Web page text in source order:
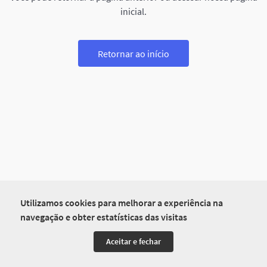
Utilizamos cookies para melhorar a experiência na
navegação e obter estatísticas das visitas
Aceitar e fechar
inicial.
Retornar ao início